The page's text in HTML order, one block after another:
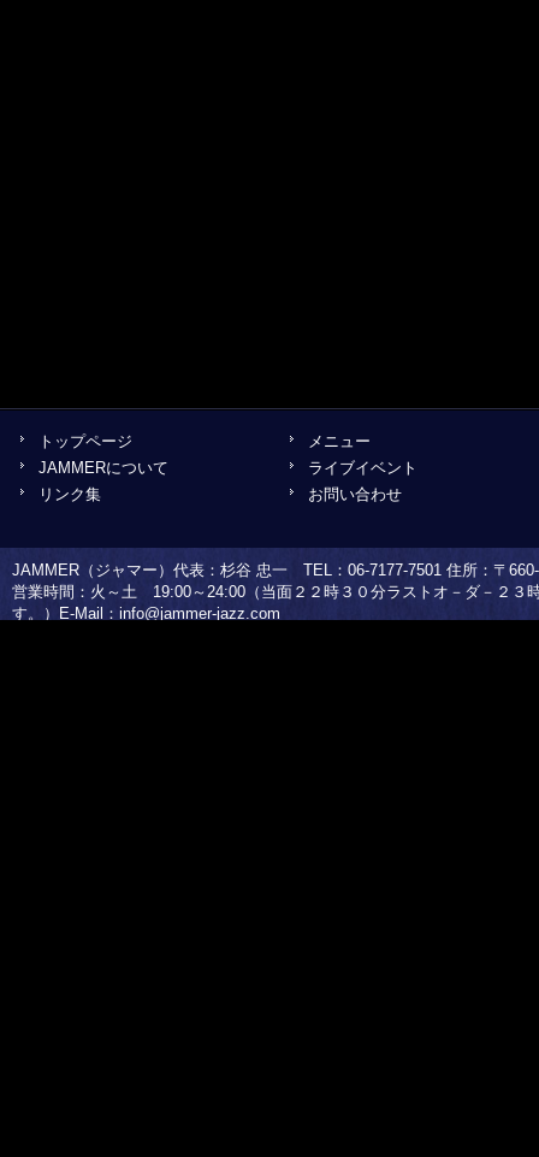
トップページ
JAMMERについて
リンク集
メニュー
ライブイベント
お問い合わせ
JAMMER（ジャマー）代表：杉谷 忠一 TEL：06-7177-7501 住所：〒
営業時間：火～土 19:00～24:00（当面２２時３０分ラストオ－ダ－２
す。）E-Mail： info@jammer-jazz.com